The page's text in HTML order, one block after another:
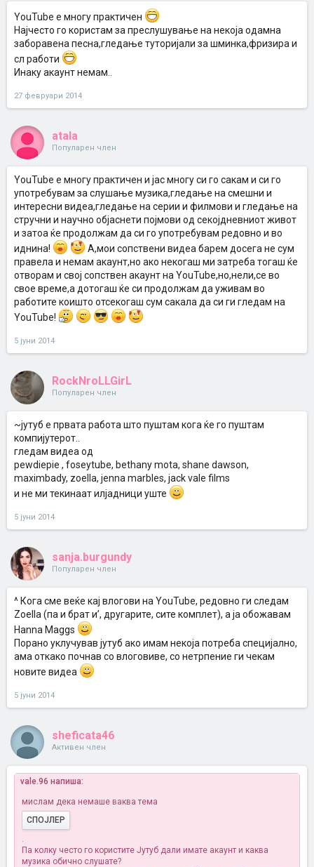
YouTube е многу практичен
Најчесто го користам за преслушување на некоја одамна
заборавена песна,гледање туторијали за шминка,фризира и
сл работи
Инаку акаунт немам..
27 февруари 2014
atala
Популарен член
YouTube е многу практичен и јас многу си го сакам и си го
употребувам за слушање музика,гледање на смешни и
интересни видеа,гледање на серии и филмови и гледање на
стручни и научно објаснети појмови од секојдневниот живот
и затоа ќе продолжам да си го употребувам редовно и во
иднина!
А,мои сопствени видеа барем досега не сум
правела и немам акаунт,но ако некогаш ми затреба тогаш ќе
отворам и свој сопствен акаунт на YouTube,но,нели,се во
свое време,а дотогаш ќе си продолжам да уживам во
работите коишто отсекогаш сум сакала да си ги гледам на
YouTube!
5 јуни 2014
RockNroLLGirL
Популарен член
~јутуб е првата работа што пуштам кога ќе го пуштам
компијутерот..
гледам видеа од
pewdiepie , foseytube, bethany mota, shane dawson,
maximbady, zoella, jenna marbles, jack vale films
и не ми текинаат илјадници уште
5 јуни 2014
sanja.burgundy
Популарен член
^ Кога сме веќе кај влогови на YouTube, редовно ги следам
Zoella (па и брат и’, другарите, сите комплет), а ја обожавам
Hanna Maggs
Порано уклучував јутуб ако имам некоја потреба специјално,
ама откако почнав со влоговиве, со нетрпение ги чекам
новите видеа
5 јуни 2014
sheficata46
Активен член
vale.96 напиша:
мислам дека немаше ваква тема
СПОЈЛЕР
.
Па колку често го користите Јутуб дали имате акаунт и каква
музика обично слушате?